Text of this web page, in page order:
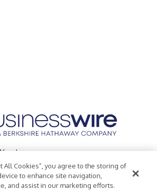
Inc.
Policy
Accessibility Statement
All Cookies”, you agree to the storing of
to enhance site navigation,
and assist in our marketing efforts.